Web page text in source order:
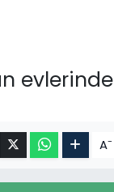
evlerinde
A-